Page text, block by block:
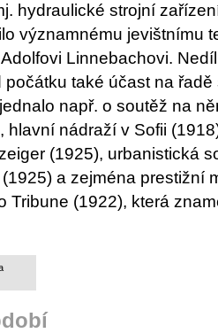
hydraulické strojní
významnému jevištnímu
Linnebachovi.
počátku také účast na
např. o soutěž na
hlavní nádraží v Sofii
(1925), urbanistická
a zejména prestižní
Tribune (1922), která